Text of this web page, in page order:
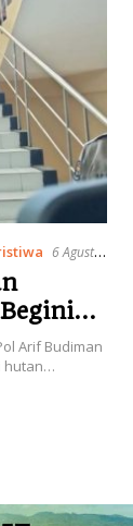
6 Agustus
Arif Budiman
hutan…